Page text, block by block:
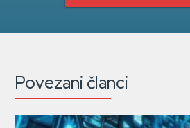
Povezani članci